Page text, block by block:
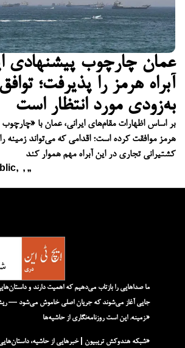
عمان چارچوب پیشنهادی
آبراه هرمز را پذیرفت؛
به‌زودی مورد انتظار است
بر اساس اظهارات مقام‌های ایرانی، عمان با «چارچوب
هرمز موافقت کرده است؛ اقدامی که می‌تواند زمینه
کشتیرانی تجاری در این آبراه مهم هموار کند
, ,,,
جایی آغاز می‌شوند که جریان اصلی خاموش می‌شود —
زمینه. این است روزنامه‌نگاری از حاشیه‌ها.»
«شبکه هند‌و‌کش تریبیون | خبرهایی از حاشیه، داستان‌هایی از سرچشمه»